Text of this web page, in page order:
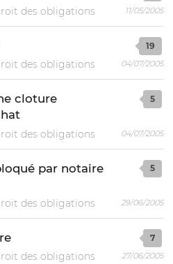
des obligations 11/05/2005
des obligations
19
04/07/2005
cloture
des obligations
5
04/07/2005
par notaire
des obligations
5
29/06/2005
des obligations
7
27/06/2005